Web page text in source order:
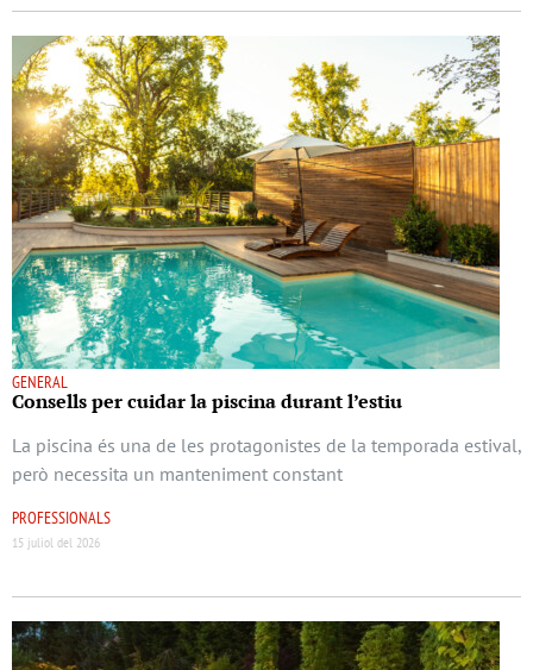
GENERAL
Consells per cuidar la piscina durant l’estiu
La piscina és una de les protagonistes de la temporada estival,
però necessita un manteniment constant
PROFESSIONALS
15 juliol del 2026